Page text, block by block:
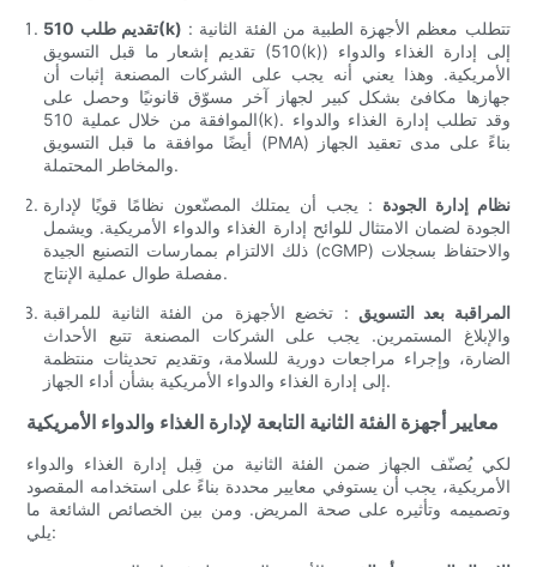
تقديم طلب 510(k) : تتطلب معظم الأجهزة الطبية من الفئة الثانية
تقديم إشعار ما قبل التسويق (510(k)) إلى إدارة الغذاء والدواء
الأمريكية. وهذا يعني أنه يجب على الشركات المصنعة إثبات أن
جهازها مكافئ بشكل كبير لجهاز آخر مسوّق قانونيًا وحصل على
الموافقة من خلال عملية 510(k). وقد تطلب إدارة الغذاء والدواء
أيضًا موافقة ما قبل التسويق (PMA) بناءً على مدى تعقيد الجهاز
والمخاطر المحتملة.
نظام إدارة الجودة : يجب أن يمتلك المصنّعون نظامًا قويًا لإدارة
الجودة لضمان الامتثال للوائح إدارة الغذاء والدواء الأمريكية. ويشمل
ذلك الالتزام بممارسات التصنيع الجيدة (cGMP) والاحتفاظ بسجلات
مفصلة طوال عملية الإنتاج.
المراقبة بعد التسويق : تخضع الأجهزة من الفئة الثانية للمراقبة
والإبلاغ المستمرين. يجب على الشركات المصنعة تتبع الأحداث
الضارة، وإجراء مراجعات دورية للسلامة، وتقديم تحديثات منتظمة
إلى إدارة الغذاء والدواء الأمريكية بشأن أداء الجهاز.
معايير أجهزة الفئة الثانية التابعة لإدارة الغذاء والدواء الأمريكية
لكي يُصنّف الجهاز ضمن الفئة الثانية من قِبل إدارة الغذاء والدواء
الأمريكية، يجب أن يستوفي معايير محددة بناءً على استخدامه المقصود
وتصميمه وتأثيره على صحة المريض. ومن بين الخصائص الشائعة ما
يلي: